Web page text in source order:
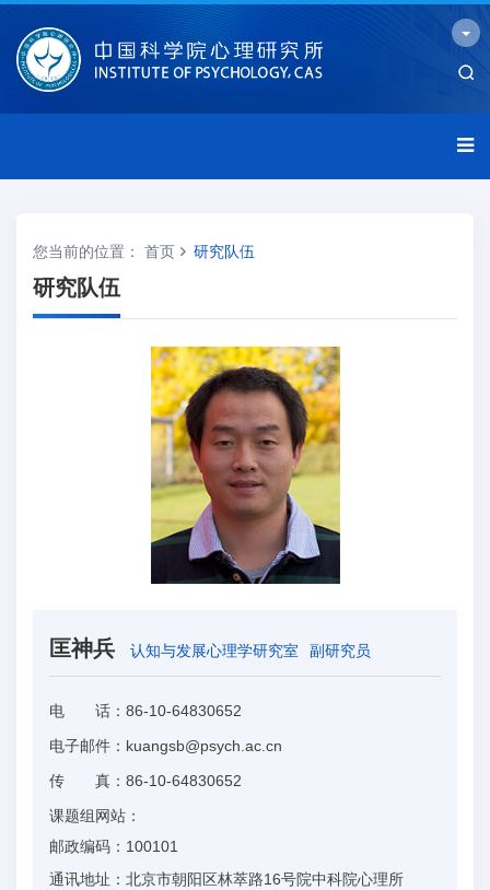
您当前的位置： 首页 研究队伍
研究队伍
匡神兵 认知与发展心理学研究室 副研究员
电 话： 86-10-64830652
电子邮件： kuangsb@psych.ac.cn
传 真： 86-10-64830652
课题组网站：
邮政编码： 100101
通讯地址： 北京市朝阳区林萃路16号院中科院心理所